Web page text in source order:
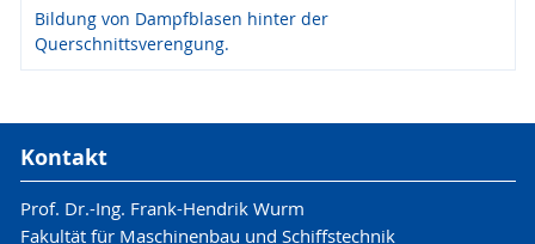
Bildung von Dampfblasen hinter der
Querschnittsverengung.
Kontakt
Prof. Dr.-Ing. Frank-Hendrik Wurm
Fakultät für Maschinenbau und Schiffstechnik